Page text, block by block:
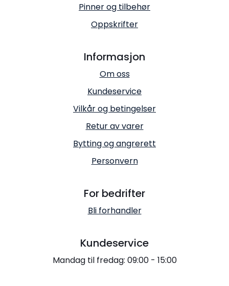
Pinner og tilbehør
Oppskrifter
Informasjon
Om oss
Kundeservice
Vilkår og betingelser
Retur av varer
Bytting og angrerett
Personvern
For bedrifter
Bli forhandler
Kundeservice
Mandag til fredag: 09:00 - 15:00